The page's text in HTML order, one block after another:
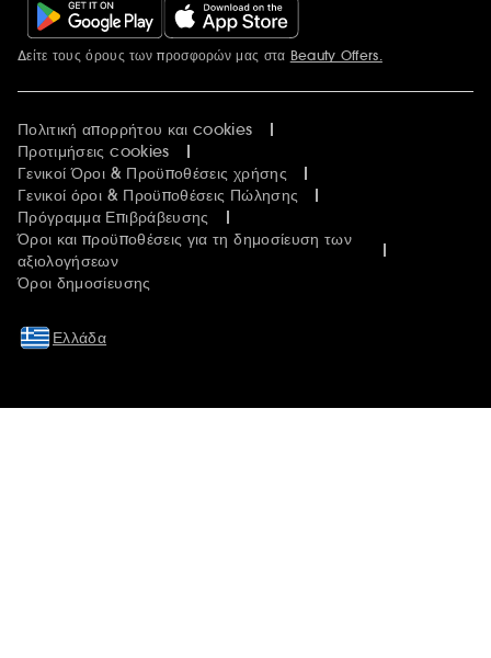
Περισσότερες πληροφορίες
Δείτε τους όρους των προσφορών μας στα Beauty Offers.
Πολιτική απορρήτου και cookies
Προτιμήσεις cookies
Γενικοί Όροι & Προϋποθέσεις χρήσης
Γενικοί όροι & Προϋποθέσεις Πώλησης
Πρόγραμμα Επιβράβευσης
Όροι και προϋποθέσεις για τη δημοσίευση των
αξιολογήσεων
Όροι δημοσίευσης
Ελλάδα